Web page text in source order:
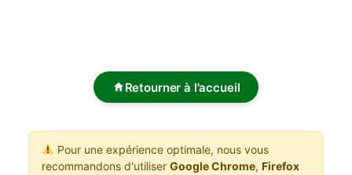
Retourner à l'accueil
Pour une expérience optimale, nous vous
recommandons d'utiliser Google Chrome, Firefox